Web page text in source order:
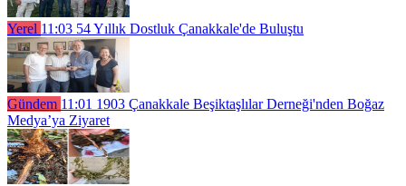
Yerel 11:03 54 Yıllık Dostluk Çanakkale'de Buluştu
Gündem 11:01 1903 Çanakkale Beşiktaşlılar Derneği'nden Boğaz
Medya’ya Ziyaret